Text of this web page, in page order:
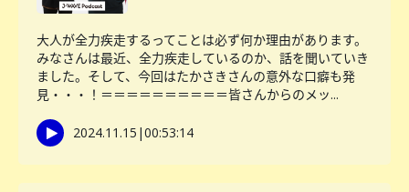
大人が全力疾走するってことは必ず何か理由があります。
みなさんは最近、全力疾走しているのか、話を聞いていき
ました。そして、今回はたかさきさんの意外な口癖も発
見・・・！＝＝＝＝＝＝＝＝＝＝皆さんからのメッ...
2024.11.15 |00:53:14